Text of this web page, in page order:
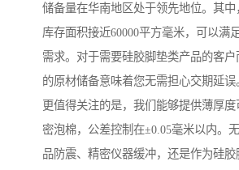
储备量在华南地区处于领先地位。其中
库存面积接近60000平方毫米，可以满
需求。对于需要硅胶脚垫类产品的客
的原材储备意味着您无需担心交期延误
更值得关注的是，我们能够提供薄厚
密泡棉，公差控制在±0.05毫米以内。
品防震、精密仪器缓冲，还是作为硅